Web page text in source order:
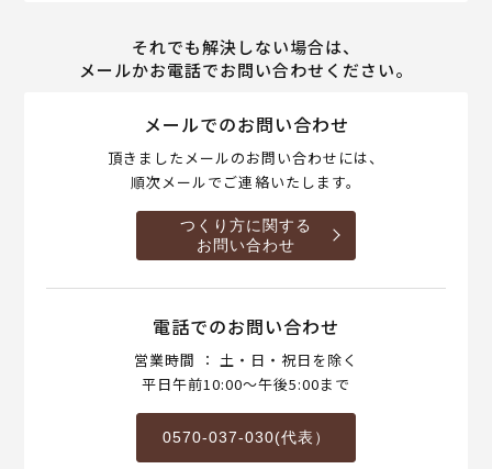
それでも解決しない場合は、
メールかお電話でお問い合わせください。
メールでのお問い合わせ
頂きましたメールのお問い合わせには、
順次メールでご連絡いたします。
つくり方に関する
お問い合わせ
電話でのお問い合わせ
営業時間 ： 土・日・祝日を除く
平日午前10:00～午後5:00まで
0570-037-030(代表）